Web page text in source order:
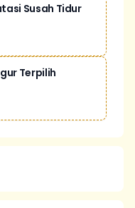
Susah Tidur
Terpilih